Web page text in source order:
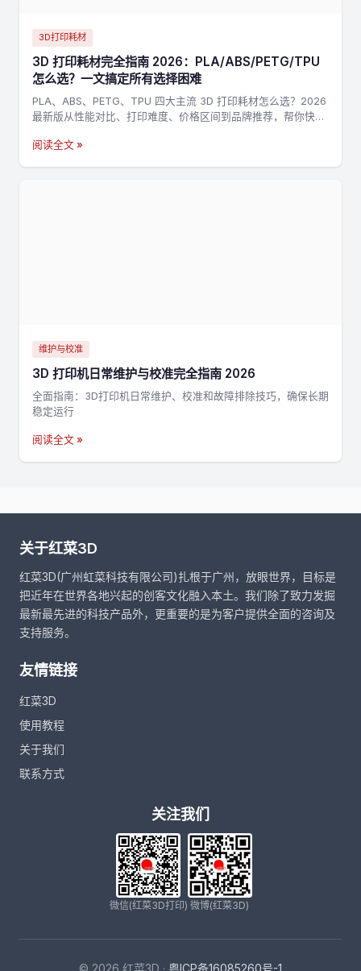
3D打印耗材
3D 打印耗材完全指南 2026：PLA/ABS/PETG/TPU
怎么选？一文搞定所有选择困难
PLA、ABS、PETG、TPU 四大主流 3D 打印耗材怎么选？2026
最新版从性能对比、打印难度、价格区间到品牌推荐，帮你快速
阅读全文 »
维护与校准
3D 打印机日常维护与校准完全指南 2026
全面指南：3D打印机日常维护、校准和故障排除技巧，确保长期
稳定运行
阅读全文 »
关于红菜3D
红菜3D(广州虹菜科技有限公司)扎根于广州，放眼世界，目标是
把近年在世界各地兴起的创客文化融入本土。我们除了致力发掘
最新最先进的科技产品外，更重要的是为客户提供全面的咨询及
支持服务。
友情链接
红菜3D
使用教程
关于我们
联系方式
关注我们
微信(红菜3D打印) 微博(红菜3D)
© 2026 红菜3D · 粤ICP备16085260号-1